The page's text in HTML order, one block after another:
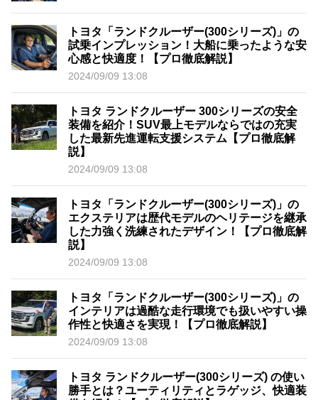
トヨタ「ランドクルーザー(300シリーズ)」の
試乗インプレッション！大船に乗ったような安
心感と快適度！【プロ徹底解説】
2024/09/09 13:08
トヨタ ランドクルーザー 300シリーズの安全
装備を紹介！SUV最上モデルならではの充実
した最新先進運転支援システム【プロ徹底解
説】
2024/09/09 13:08
トヨタ「ランドクルーザー(300シリーズ)」の
エクステリアは歴代モデルのヘリテージを継承
した力強く洗練されたデザイン！【プロ徹底解
説】
2024/09/09 13:08
トヨタ「ランドクルーザー(300シリーズ)」の
インテリアは過酷な走行環境でも扱いやすい操
作性と快適さを実現！【プロ徹底解説】
2024/09/09 13:08
トヨタ ランドクルーザー(300シリーズ) の使い
勝手とは？ユーティリティとラゲッジ、快適装